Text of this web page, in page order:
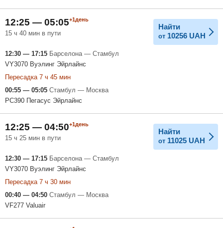
12:25 — 05:05+1день
15 ч 40 мин в пути
Найти
от 10256 UAH
12:30 — 17:15 Барселона — Стамбул
VY3070 Вуэлинг Эйрлайнс
Пересадка 7 ч 45 мин
00:55 — 05:05 Стамбул — Москва
PC390 Пегасус Эйрлайнс
12:25 — 04:50+1день
15 ч 25 мин в пути
Найти
от 11025 UAH
12:30 — 17:15 Барселона — Стамбул
VY3070 Вуэлинг Эйрлайнс
Пересадка 7 ч 30 мин
00:40 — 04:50 Стамбул — Москва
VF277 Valuair